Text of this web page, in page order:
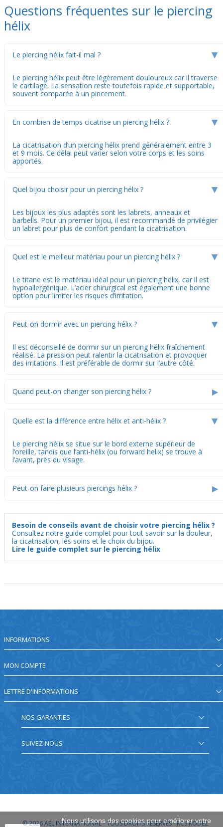
Questions fréquentes sur le piercing
hélix
Le piercing hélix fait-il mal ? ▶
Le piercing hélix peut être légèrement douloureux car il traverse
le cartilage. La sensation reste toutefois rapide et supportable,
souvent comparée à un pincement.
En combien de temps cicatrise un piercing hélix ? ▶
La cicatrisation d’un piercing hélix prend généralement entre 3
et 9 mois. Ce délai peut varier selon votre corps et les soins
apportés.
Quel bijou choisir pour un piercing hélix ? ▶
Les bijoux les plus adaptés sont les labrets, anneaux et
barbells. Pour un premier bijou, il est recommandé de privilégier
un labret pour plus de confort pendant la cicatrisation.
Quel est le meilleur matériau pour un piercing hélix ? ▶
Le titane est le matériau idéal pour un piercing hélix, car il est
hypoallergénique. L’acier chirurgical est également une bonne
option pour limiter les risques d’irritation.
Peut-on dormir avec un piercing hélix ? ▶
Il est déconseillé de dormir sur un piercing hélix fraîchement
réalisé. La pression peut ralentir la cicatrisation et provoquer
des irritations. Il est préférable de dormir sur l’autre côté.
Quand peut-on changer son piercing hélix ? ▶
Quelle est la différence entre hélix et anti-hélix ? ▶
Le piercing hélix se situe sur le bord externe supérieur de
l’oreille, tandis que l’anti-hélix (ou forward helix) se trouve à
l’avant, près du visage.
Peut-on faire plusieurs piercings hélix ? ▶
Besoin de conseils avant de choisir votre piercing hélix ?
Consultez notre guide complet pour tout savoir sur la douleur,
la cicatrisation, les soins et le choix du bijou.
Lire le guide complet sur le piercing hélix
INFORMATIONS
MON COMPTE
LETTRE D'INFORMATIONS
Nous utilisons des cookies pour améliorer votre
NOS GARANTIES
SUIVEZ-NOUS
© 2026AEL INTERNATIONAL - TOUS DROITS RÉSERVÉS - RCS RODEZ